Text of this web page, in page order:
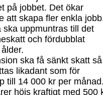
på jobbet. Det ökar
att skapa fler enkla
uppmuntras till det
och fördubblat
ska få sänkt skatt så
likadant som för
till 14 000 kr per
höjs kraftigt med 500